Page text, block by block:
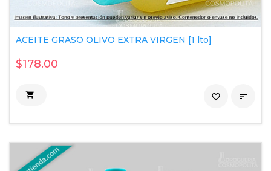
ACEITE GRASO OLIVO EXTRA VIRGEN [1 lto]
$178.00
 
favorite_border